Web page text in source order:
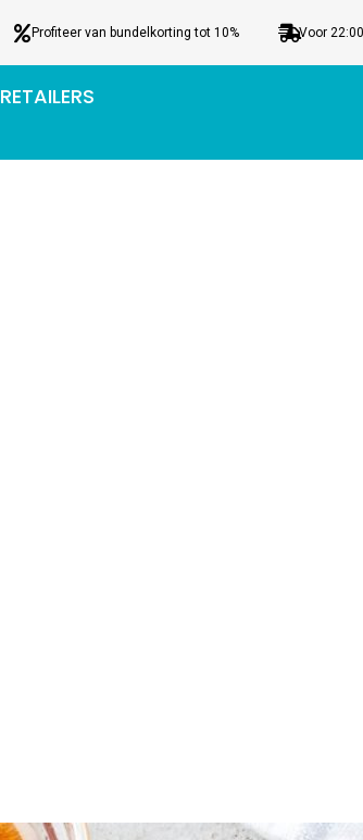
Profiteer van bundelkorting tot 10% Voor
RETAILERS